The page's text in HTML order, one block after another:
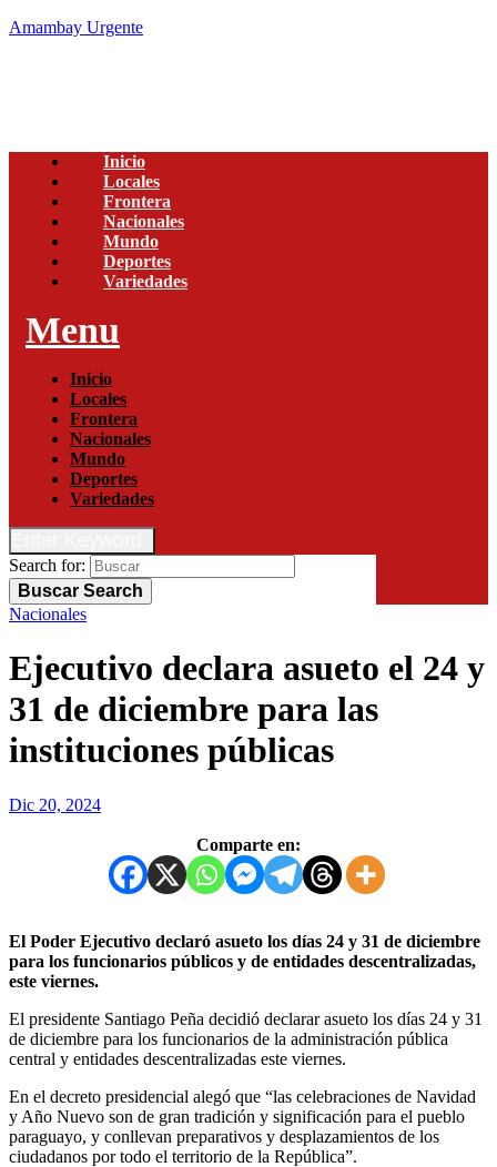
Amambay Urgente
Inicio
Locales
Frontera
Nacionales
Mundo
Deportes
Variedades
Menu
Inicio
Locales
Frontera
Nacionales
Mundo
Deportes
Variedades
Search for:
Buscar Search
Nacionales
Ejecutivo declara asueto el 24 y
31 de diciembre para las
instituciones públicas
Dic 20, 2024
Comparte en:
El Poder Ejecutivo declaró asueto los días 24 y 31 de diciembre
para los funcionarios públicos y de entidades descentralizadas,
este viernes.
El presidente Santiago Peña decidió declarar asueto los días 24 y 31
de diciembre para los funcionarios de la administración pública
central y entidades descentralizadas este viernes.
En el decreto presidencial alegó que “las celebraciones de Navidad
y Año Nuevo son de gran tradición y significación para el pueblo
paraguayo, y conllevan preparativos y desplazamientos de los
ciudadanos por todo el territorio de la República”.